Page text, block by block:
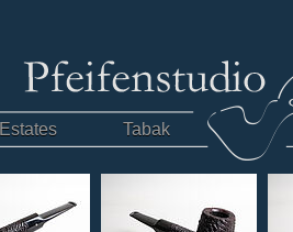
Estates Tabak